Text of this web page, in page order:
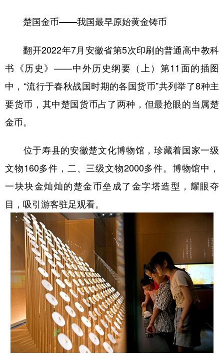
食品 人居 信息化
学术中国 乡村振兴 银龄 溯源中国
城市 旅游 能源 会展
彩票 娱乐 时尚 悦读
公益 一带一路 亚太网 上市公司
文化产业
地方频道
北京 天津 河北 山西
辽宁 吉林 上海 江苏
浙江
山东 河南 湖南
广东 广西 海南 重庆
四川 贵州 云南 西藏
陕西 甘肃 青海 宁夏
新疆 内蒙古 黑龙江
楚国金币——我国最早原始黄金铸币
翻开2022年7月安徽省第5次印刷的普通高中教科
书《历史》——中外历史纲要（上）第11面的插图
中，“流行于春秋战国时期的各国货币”共列举了8种主
要货币，其中楚国货币占了两种，但最抢眼的当属楚
金币。
位于寿县的安徽楚文化博物馆，珍藏着国家一级
文物160多件，二、三级文物2000多件。博物馆中，
一块块金灿灿的楚金币垒成了金字塔造型，耀眼夺
目，吸引游客驻足观看。